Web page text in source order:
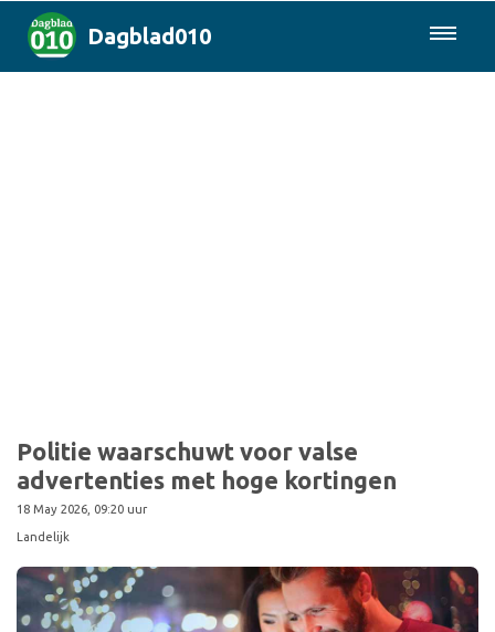
Dagblad010
Politie waarschuwt voor valse
advertenties met hoge kortingen
18 May 2026, 09:20 uur
Landelijk